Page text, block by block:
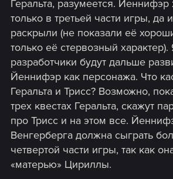
Геральта, разумеется.
только в третьей части игры, да
раскрыли (не показали её
только её стервозный
разработчики будут дальше
Йеннифэр как персонажа. Что
Геральта и Трисс? Возможно,
трех квестах Геральта, скажут
про Трисс и на этом все.
Венгерберга должна сыграть
четвертой части игры, так как
«матерью» Цириллы.